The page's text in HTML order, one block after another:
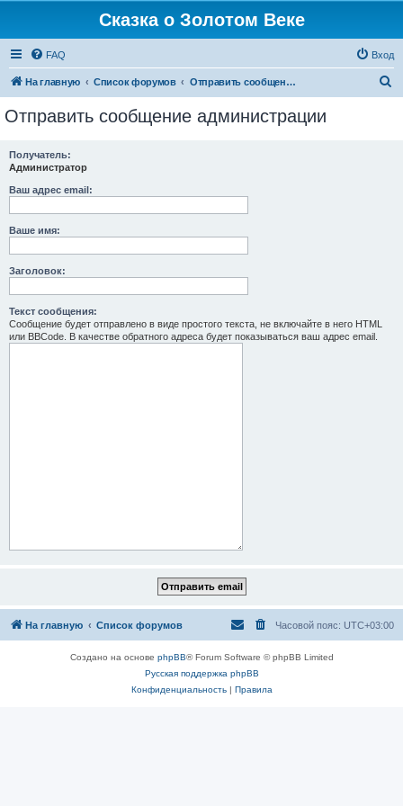
Сказка о Золотом Веке
FAQ Вход
На главную Список форумов Отправить сообщение администрации
Отправить сообщение администрации
Получатель:
Администратор
Ваш адрес email:
Ваше имя:
Заголовок:
Текст сообщения:
Сообщение будет отправлено в виде простого текста, не включайте в него HTML
или BBCode. В качестве обратного адреса будет показываться ваш адрес email.
На главную Список форумов Часовой пояс: UTC+03:00
Создано на основе phpBB® Forum Software © phpBB Limited
Русская поддержка phpBB
Конфиденциальность| Правила